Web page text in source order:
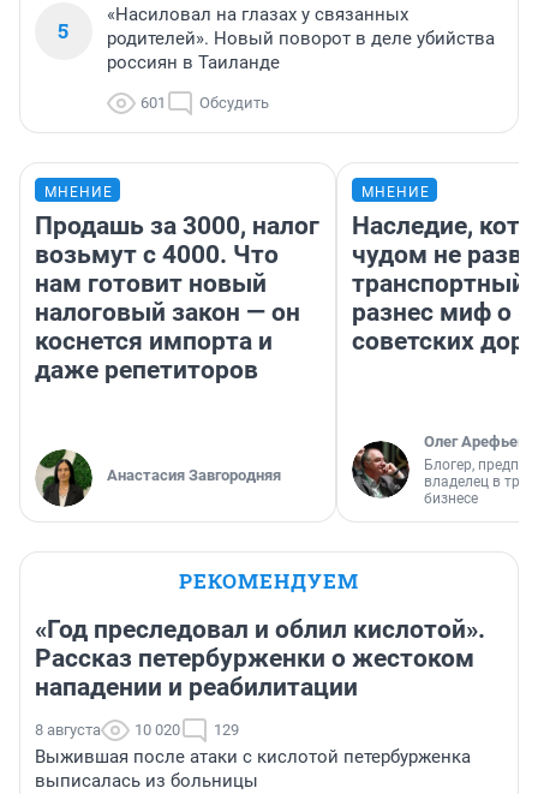
5
«Насиловал на глазах у связанных
родителей». Новый поворот в деле убийства
россиян в Таиланде
601 Обсудить
МНЕНИЕ
Продашь за 3000, налог
возьмут с 4000. Что
нам готовит новый
налоговый закон — он
коснется импорта и
даже репетиторов
Анастасия Завгородняя
МНЕНИЕ
Наследие,
чудом не
транспортный
разнес миф о
советских
Олег Арефьев
Блогер,
владелец в
бизнесе
РЕКОМЕНДУЕМ
«Год преследовал и облил кислотой».
Рассказ петербурженки о жестоком
нападении и реабилитации
8 августа 10 020 129
Выжившая после атаки с кислотой петербурженка
выписалась из больницы